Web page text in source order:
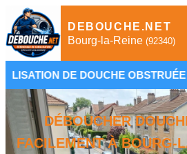
DEBOUCHE.NET
Bourg-la-Reine (92340)
DOUCHE OBSTRUÉE •
DÉBOUCHER
FACILEMENT À BOURG-